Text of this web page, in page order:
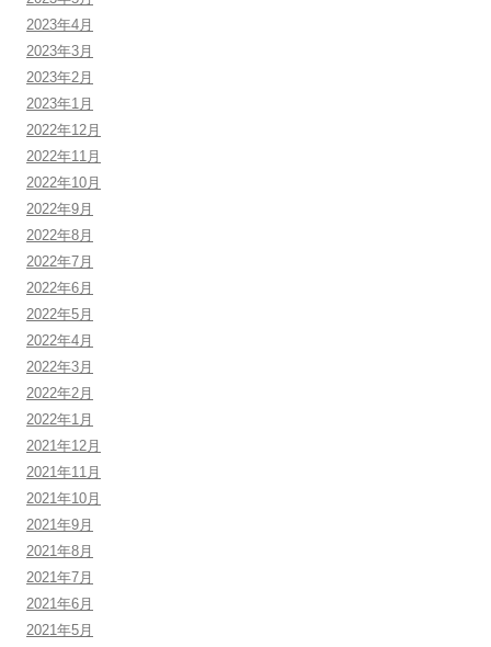
2023年4月
2023年3月
2023年2月
2023年1月
2022年12月
2022年11月
2022年10月
2022年9月
2022年8月
2022年7月
2022年6月
2022年5月
2022年4月
2022年3月
2022年2月
2022年1月
2021年12月
2021年11月
2021年10月
2021年9月
2021年8月
2021年7月
2021年6月
2021年5月